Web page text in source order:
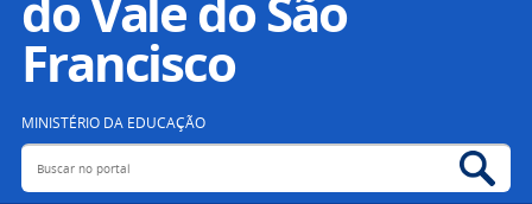
Legislação
Francisco
MINISTÉRIO DA EDUCAÇÃO
Buscar no portal